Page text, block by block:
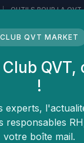
| OUTILS POUR LA QVT
CLUB QVT MARKET
!
experts,
responsables
votre boîte mail.